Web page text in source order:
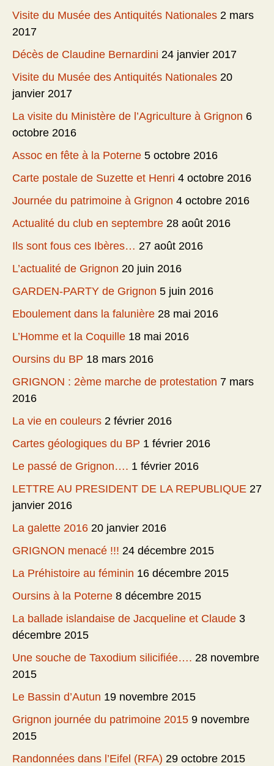
Visite du Musée des Antiquités Nationales 2 mars
2017
Décès de Claudine Bernardini 24 janvier 2017
Visite du Musée des Antiquités Nationales 20
janvier 2017
La visite du Ministère de l’Agriculture à Grignon 6
octobre 2016
Assoc en fête à la Poterne 5 octobre 2016
Carte postale de Suzette et Henri 4 octobre 2016
Journée du patrimoine à Grignon 4 octobre 2016
Actualité du club en septembre 28 août 2016
Ils sont fous ces Ibères… 27 août 2016
L’actualité de Grignon 20 juin 2016
GARDEN-PARTY de Grignon 5 juin 2016
Eboulement dans la falunière 28 mai 2016
L’Homme et la Coquille 18 mai 2016
Oursins du BP 18 mars 2016
GRIGNON : 2ème marche de protestation 7 mars
2016
La vie en couleurs 2 février 2016
Cartes géologiques du BP 1 février 2016
Le passé de Grignon…. 1 février 2016
LETTRE AU PRESIDENT DE LA REPUBLIQUE 27
janvier 2016
La galette 2016 20 janvier 2016
GRIGNON menacé !!! 24 décembre 2015
La Préhistoire au féminin 16 décembre 2015
Oursins à la Poterne 8 décembre 2015
La ballade islandaise de Jacqueline et Claude 3
décembre 2015
Une souche de Taxodium silicifiée…. 28 novembre
2015
Le Bassin d’Autun 19 novembre 2015
Grignon journée du patrimoine 2015 9 novembre
2015
Randonnées dans l’Eifel (RFA) 29 octobre 2015